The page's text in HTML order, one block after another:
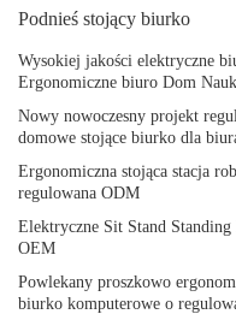
Podnieś stojący biurko
Wysokiej jakości elektryczne
Ergonomiczne biuro Dom
Nowy nowoczesny projekt
domowe stojące biurko dla
Ergonomiczna stojąca stacja
regulowana ODM
Elektryczne Sit Stand
OEM
Powlekany proszkowo
biurko komputerowe o